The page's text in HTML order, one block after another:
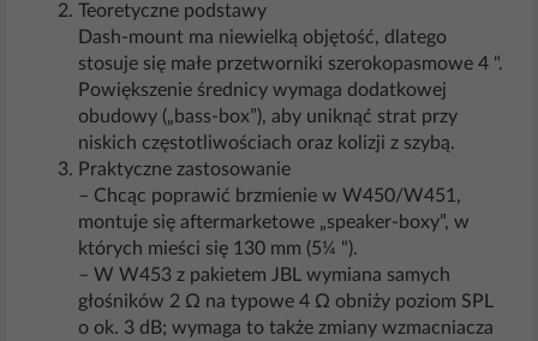
Teoretyczne podstawy
Dash-mount ma niewielką objętość, dlatego
stosuje się małe przetworniki szerokopasmowe 4 ".
Powiększenie średnicy wymaga dodatkowej
obudowy („bass-box”), aby uniknąć strat przy
niskich częstotliwościach oraz kolizji z szybą.
Praktyczne zastosowanie
– Chcąc poprawić brzmienie w W450/W451,
montuje się aftermarketowe „speaker-boxy”, w
których mieści się 130 mm (5¼ ").
– W W453 z pakietem JBL wymiana samych
głośników 2 Ω na typowe 4 Ω obniży poziom SPL
o ok. 3 dB; wymaga to także zmiany wzmacniacza